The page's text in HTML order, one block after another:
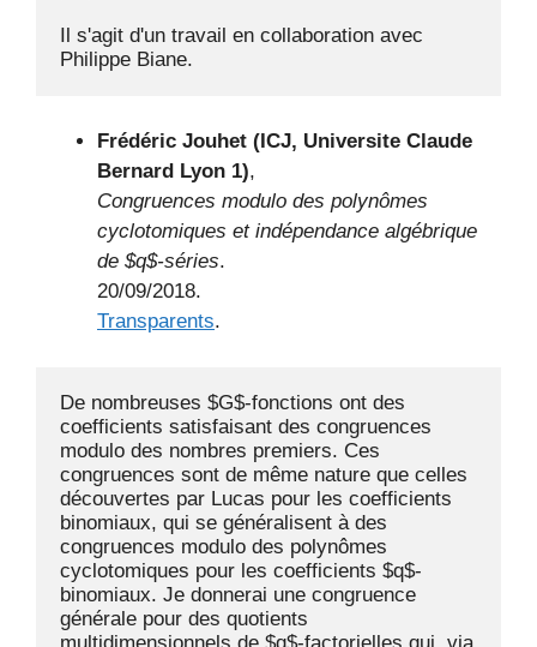
Il s'agit d'un travail en collaboration avec
Philippe Biane.
Frédéric Jouhet (ICJ, Universite Claude
Bernard Lyon 1),
Congruences modulo des polynômes
cyclotomiques et indépendance algébrique
de $q$-séries.
20/09/2018.
Transparents.
De nombreuses $G$-fonctions ont des
coefficients satisfaisant des congruences
modulo des nombres premiers. Ces
congruences sont de même nature que celles
découvertes par Lucas pour les coefficients
binomiaux, qui se généralisent à des
congruences modulo des polynômes
cyclotomiques pour les coefficients $q$-
binomiaux. Je donnerai une congruence
générale pour des quotients
multidimensionnels de $q$-factorielles qui, via